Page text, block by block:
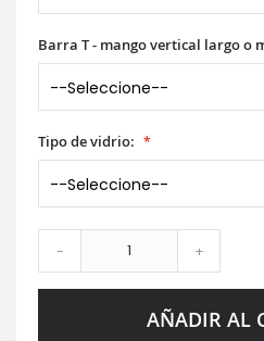
Barra T - mango vertical largo o
Tipo de vidrio:
- +
AÑADIR AL